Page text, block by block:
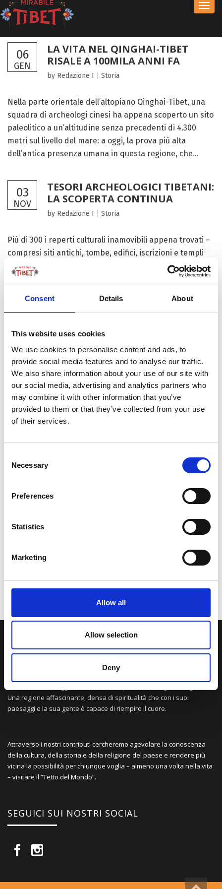
Consent Details About
This website uses cookies
We use cookies to personalise content and ads, to
provide social media features and to analyse our traffic.
We also share information about your use of our site with
our social media, advertising and analytics partners who
may combine it with other information that you’ve
provided to them or that they’ve collected from your use
of their services.
Selection
Necessary
Preferences
Statistics
Marketing
Allow all
Allow selection
Deny
06
GEN
LA VITA NEL QINGHAI-TIBET
RISALE A 100MILA ANNI FA
by Redazione I Storia
Nella parte orientale dell’altopiano Qinghai-Tibet, una
squadra di archeologi cinesi ha appena scoperto un sito
paleolitico a un’altitudine senza precedenti di 4.300
metri sul livello del mare: a oggi, la prova più alta
dell’antica presenza umana in questa regione, che...
03
NOV
TESORI ARCHEOLOGICI TIBETANI:
LA SCOPERTA CONTINUA
by Redazione I Storia
Più di 300 i reperti culturali inamovibili appena trovati –
compresi siti antichi, tombe, edifici, iscrizioni e templi
scolpiti nella roccia. Un lavoro che questa volta ha
interessato diverse contee e distretti di Shigatse, come
SULLA VETTA DELLO XIZANG, DOVE IL VENTO
SOFFIA LO SPIRITO DI BUDDHA
LA NOSTRA MISSION
Una regione affascinante, densa di spiritualità che con i suoi
paesaggi e la sua gente è capace di riempire il cuore.
Attraverso i nostri contributi cercheremo agevolare la conoscenza
della cultura, della storia e della religione del paese e rendere più
vicina la possibilità per chiunque voglia – almeno una volta nella vita
– visitare il “Tetto del Mondo”.
SEGUICI SUI NOSTRI SOCIAL